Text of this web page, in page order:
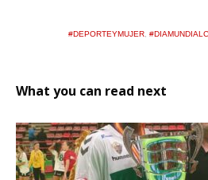
#DEPORTEYMUJER
What you can read next